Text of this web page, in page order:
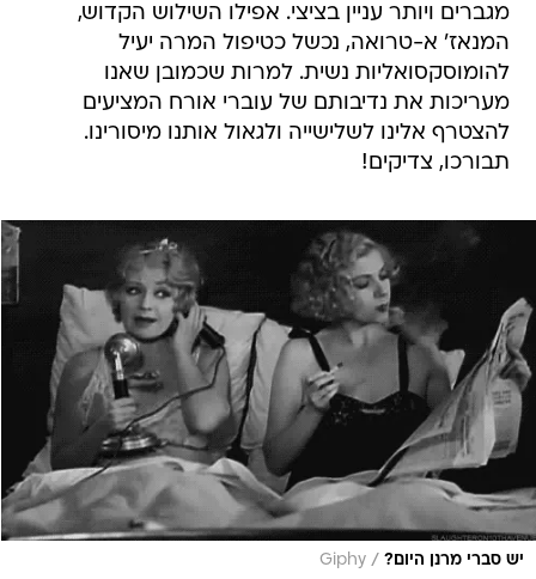
מגברים ויותר עניין בציצי. אפילו השילוש הקדוש,
המנאז' א-טרואה, נכשל כטיפול המרה יעיל
להומוסקסואליות נשית. למרות שכמובן שאנו
מעריכות את נדיבותם של עוברי אורח המציעים
להצטרף אלינו לשלישייה ולגאול אותנו מיסורינו.
תבורכו, צדיקים!
יש סברי מרנן היום? /
Giphy